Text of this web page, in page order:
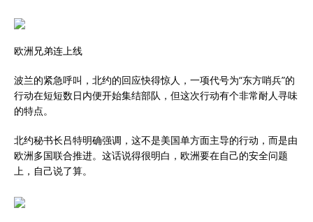
欧洲兄弟连上线
波兰的紧急呼叫，北约的回应快得惊人，一项代号为“东方哨兵”的
行动在短短数日内便开始集结部队，但这次行动有个非常耐人寻味
的特点。
北约秘书长吕特明确强调，这不是美国单方面主导的行动，而是由
欧洲多国联合推进。这话说得很明白，欧洲要在自己的安全问题
上，自己说了算。